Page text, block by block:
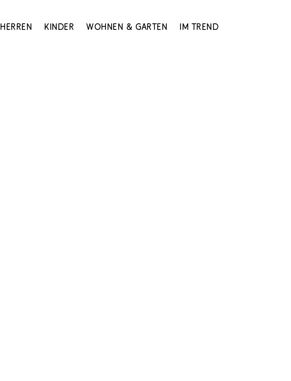
Herren Kinder Wohnen & Garten Im Trend